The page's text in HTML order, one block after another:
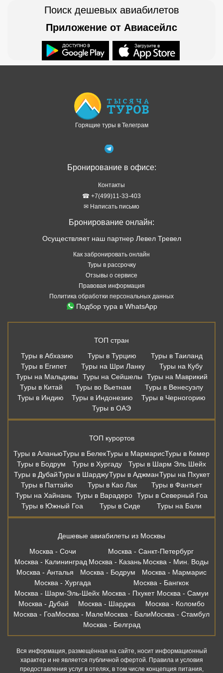
Поиск дешевых авиабилетов
Приложение от Авиасейлс
Горящие туры в Телеграм
Бронирование в офисе:
Контакты
☎ +7(499)11-33-403
✉ Написать письмо
Бронирование онлайн:
Осуществляет наш партнер Левел Тревел
Как забронировать онлайн
Туры в рассрочку
Отзывы о сервисе
Правовая информация
Политика обработки персональных данных
Подбор тура в WhatsApp
ТОП стран
Туры в Абхазию
Туры в Турцию
Туры в Таиланд
Туры в Египет
Туры на Шри Ланку
Туры на Кубу
Туры на Мальдивы
Туры на Сейшелы
Туры на Маврикий
Туры в Китай
Туры во Вьетнам
Туры в Венесуэлу
Туры в Индию
Туры в Индонезию
Туры в Черногорию
Туры в ОАЭ
ТОП курортов
Туры в АланьюТуры в БелекТуры в МармарисТуры в Кемер
Туры в Бодрум
Туры в Хургаду
Туры в Шарм Эль Шейх
Туры в ДубайТуры в ШарджуТуры в АджманТуры на Пхукет
Туры в Паттайю
Туры в Као Лак
Туры в Фантьет
Туры на Хайнань Туры в Варадеро Туры в Северный Гоа
Туры в Южный Гоа
Туры в Сиде Туры на Бали
Дешевые авиабилеты из Москвы
Москва - Сочи
Москва - Санкт-Петербург
Москва - Калининград Москва - Казань Москва - Мин. Воды
Москва - Анталья
Москва - Бодрум
Москва - Мармарис
Москва - Хургада
Москва - Бангкок
Москва - Шарм-Эль-Шейх Москва - Пхукет Москва - Самуи
Москва - Дубай
Москва - Шарджа
Москва - Коломбо
Москва - ГоаМосква - МалеМосква - БалиМосква - Стамбул
Москва - Белград
Вся информация, размещённая на сайте, носит информационный
характер и не является публичной офертой. Правила и условия
предоставления услуг в отелях, в том числе концепция питания,